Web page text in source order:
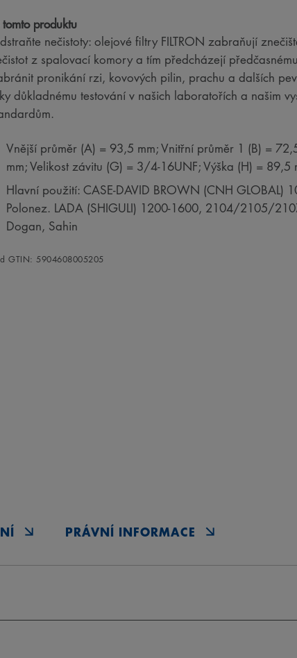
produktu
nečistoty: olejové filtry FILTRON zabraňují
z spalovací komory a tím předcházejí
pronikání rzi, kovových pilin, prachu a dalších
důkladnému testování v našich laboratořích a našim
Vnější průměr (A) = 93,5 mm; Vnitřní průměr 1 (B) =
mm; Velikost závitu (G) = 3/4-16UNF; Výška (H) = 89,5
Hlavní použití: CASE-DAVID BROWN (CNH GLOBAL)
Polonez. LADA (SHIGULI) 1200-1600, 2104/2105/
Dogan, Sahin
GTIN: 5904608005205
PRÁVNÍ INFORMACE